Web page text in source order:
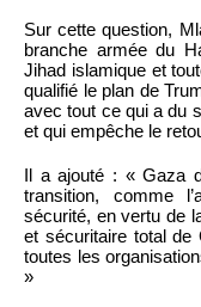
Sur cette question,
branche armée du
Jihad islamique et
qualifié le plan de
avec tout ce qui a du
et qui empêche le
Il a ajouté : « Gaza
transition, comme
sécurité, en vertu de
et sécuritaire total
toutes les
»